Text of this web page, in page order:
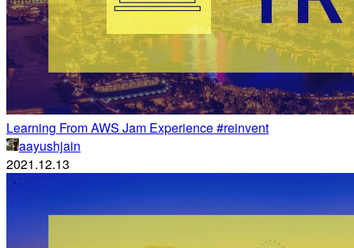
Learning From AWS Jam Experience #reinvent
aayushjain
2021.12.13